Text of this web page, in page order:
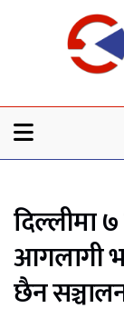
दिल्लीमा
आगलागी
छैन